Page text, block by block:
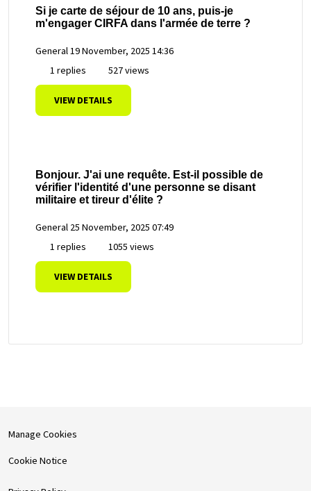
Si je carte de séjour de 10 ans, puis-je
m'engager CIRFA dans l'armée de terre ?
General19 November, 2025 14:36
1 replies
527 views
VIEW DETAILS
Bonjour. J'ai une requête. Est-il possible de
vérifier l'identité d'une personne se disant
militaire et tireur d'élite ?
General 25 November, 2025 07:49
1 replies
1055 views
VIEW DETAILS
Manage Cookies
Cookie Notice